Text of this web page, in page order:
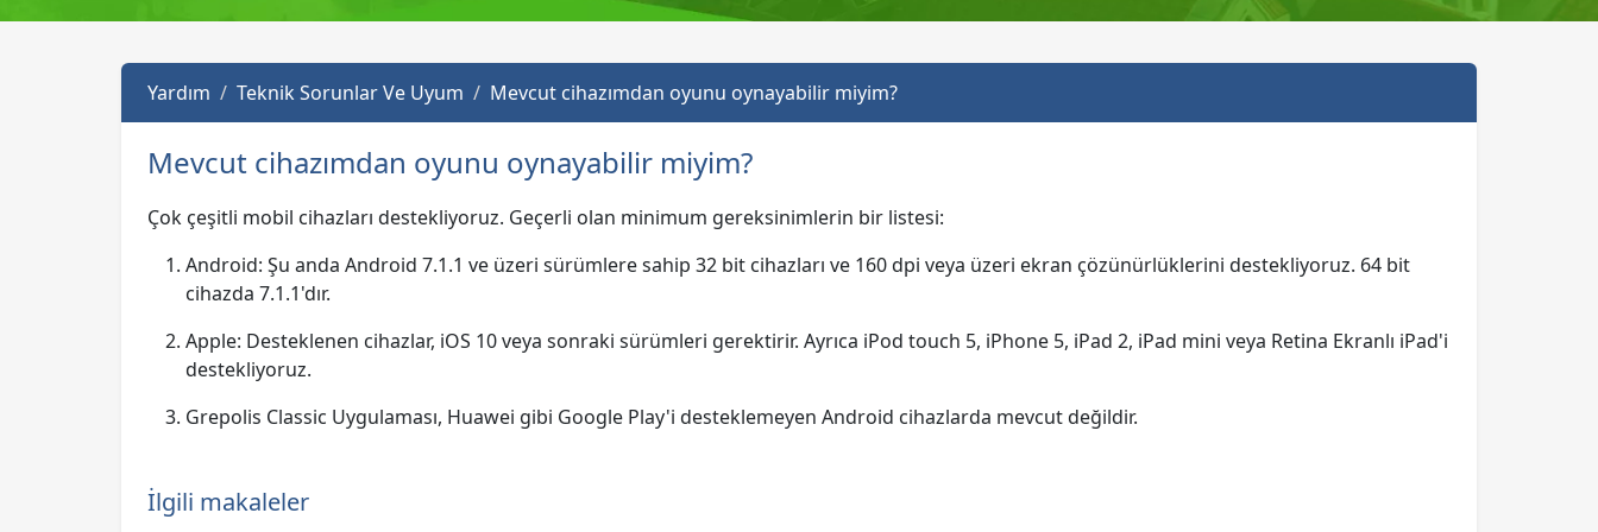
Yardım Teknik Sorunlar Ve Uyum Mevcut cihazımdan oyunu oynayabilir miyim?
Mevcut cihazımdan oyunu oynayabilir miyim?
Çok çeşitli mobil cihazları destekliyoruz. Geçerli olan minimum gereksinimlerin bir listesi:
Android: Şu anda Android 7.1.1 ve üzeri sürümlere sahip 32 bit cihazları ve 160 dpi veya üzeri ekran çözünürlüklerini destekliyoruz. 64 bit
cihazda 7.1.1'dır.
Apple: Desteklenen cihazlar, iOS 10 veya sonraki sürümleri gerektirir. Ayrıca iPod touch 5, iPhone 5, iPad 2, iPad mini veya Retina Ekranlı iPad'i
destekliyoruz.
Grepolis Classic Uygulaması, Huawei gibi Google Play'i desteklemeyen Android cihazlarda mevcut değildir.
İlgili makaleler